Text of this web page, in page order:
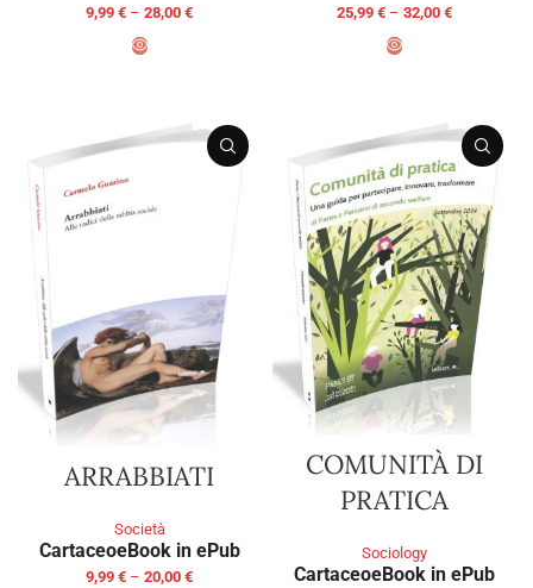
9,99 € – 28,00 € 25,99 € – 32,00 €
ARRABBIATI
Società
CartaceoeBook in ePub
9,99 € – 20,00 €
COMUNITÀ DI
PRATICA
Sociology
CartaceoeBook in ePub